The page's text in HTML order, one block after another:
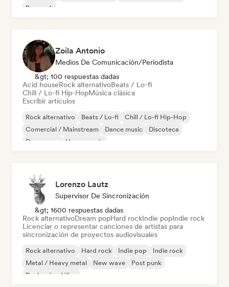
Pop rock
Zoila Antonio
Medios De Comunicación/Periodista
&gt; 100 respuestas dadas
Acid houseRock alternativoBeats / Lo-fi
Chill / Lo-fi Hip-HopMúsica clásica
Escribir artículos
Rock alternativo Beats / Lo-fi
Chill / Lo-fi Hip-Hop
Comercial / Mainstream
Dance music
Discoteca
Dream pop
House music
Lorenzo Lautz
Supervisor De Sincronización
&gt; 1600 respuestas dadas
Rock alternativoDream popHard rockIndie popIndie rock
Licenciar o representar canciones de artistas para
sincronización de proyectos audiovisuales
Rock alternativo Hard rock Indie pop
Indie rock
Metal / Heavy metal
New wave
Post punk
Rock psicodélico